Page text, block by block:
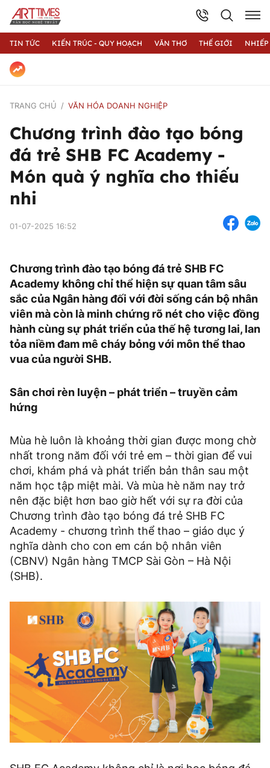
TIN TỨC KIẾN TRÚC - QUY HOẠCH VĂN THƠ THẾ GIỚI
TRANG CHỦ VĂN HÓA DOANH NGHIỆP
Chương trình đào tạo bóng
đá trẻ SHB FC Academy -
Món quà ý nghĩa cho thiếu
nhi
01-07-2025 16:52
Chương trình đào tạo bóng đá trẻ SHB FC
Academy không chỉ thể hiện sự quan tâm sâu
sắc của Ngân hàng đối với đời sống cán bộ nhân
viên mà còn là minh chứng rõ nét cho việc đồng
hành cùng sự phát triển của thế hệ tương lai, lan
tỏa niềm đam mê cháy bỏng với môn thể thao
vua của người SHB.
Sân chơi rèn luyện – phát triển – truyền cảm
hứng
Mùa hè luôn là khoảng thời gian được mong chờ
nhất trong năm đối với trẻ em – thời gian để vui
chơi, khám phá và phát triển bản thân sau một
năm học tập miệt mài. Và mùa hè năm nay trở
nên đặc biệt hơn bao giờ hết với sự ra đời của
Chương trình đào tạo bóng đá trẻ SHB FC
Academy - chương trình thể thao – giáo dục ý
nghĩa dành cho con em cán bộ nhân viên
(CBNV) Ngân hàng TMCP Sài Gòn – Hà Nội
(SHB).